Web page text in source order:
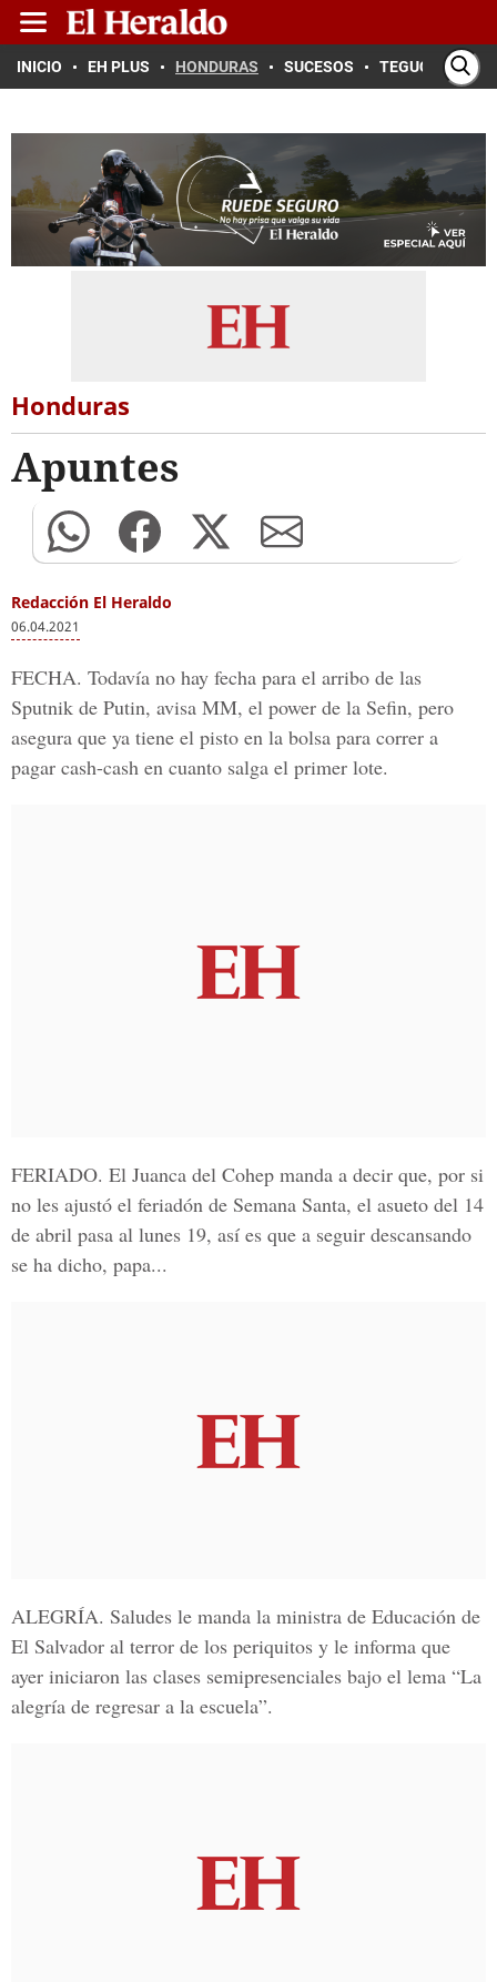
INICIO EH PLUS HONDURAS SUCESOS TEGUCIGALPA
Honduras
Apuntes
Redacción El Heraldo
06.04.2021
FECHA. Todavía no hay fecha para el arribo de las
Sputnik de Putin, avisa MM, el power de la Sefin, pero
asegura que ya tiene el pisto en la bolsa para correr a
pagar cash-cash en cuanto salga el primer lote.
FERIADO. El Juanca del Cohep manda a decir que, por si
no les ajustó el feriadón de Semana Santa, el asueto del 14
de abril pasa al lunes 19, así es que a seguir descansando
se ha dicho, papa...
ALEGRÍA. Saludes le manda la ministra de Educación de
El Salvador al terror de los periquitos y le informa que
ayer iniciaron las clases semipresenciales bajo el lema “La
alegría de regresar a la escuela”.